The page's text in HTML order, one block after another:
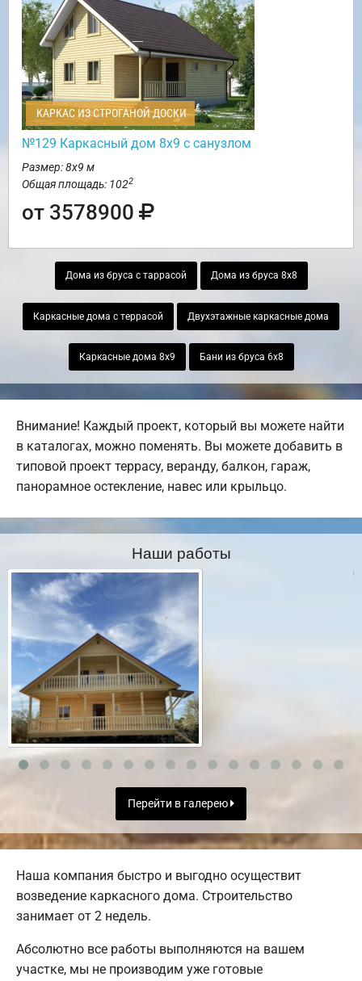
КАРКАС ИЗ СТРОГАНОЙ ДОСКИ
№129 Каркасный дом 8х9 с санузлом
Размер: 8х9 м
Общая площадь: 1022
от 3578900
Дома из бруса с таррасой Дома из бруса 8х8
Каркасные дома с террасой Двухэтажные каркасные дома
Каркасные дома 8х9 Бани из бруса 6х8
Внимание! Каждый проект, который вы можете найти
в каталогах, можно поменять. Вы можете добавить в
типовой проект террасу, веранду, балкон, гараж,
панорамное остекление, навес или крыльцо.
Наши работы
Перейти в галерею
Наша компания быстро и выгодно осуществит
возведение каркасного дома. Строительство
занимает от 2 недель.
Абсолютно все работы выполняются на вашем
участке, мы не производим уже готовые